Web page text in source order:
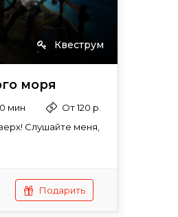
Квеструм
моря
мин
От 120 р.
Слушайте меня,
Подарить